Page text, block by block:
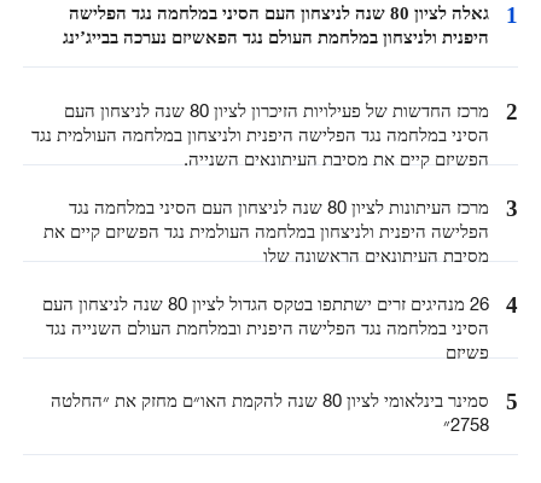
1
גאלה לציון 80 שנה לניצחון העם הסיני במלחמה נגד הפלישה
היפנית ולניצחון במלחמת העולם נגד הפאשיזם נערכה בבייג’ינג
2
מרכז החדשות של פעילויות הזיכרון לציון 80 שנה לניצחון העם
הסיני במלחמה נגד הפלישה היפנית ולניצחון במלחמה העולמית נגד
הפשיזם קיים את מסיבת העיתונאים השנייה.
3
מרכז העיתונות לציון 80 שנה לניצחון העם הסיני במלחמה נגד
הפלישה היפנית ולניצחון במלחמה העולמית נגד הפשיזם קיים את
מסיבת העיתונאים הראשונה שלו
4
26 מנהיגים זרים ישתתפו בטקס הגדול לציון 80 שנה לניצחון העם
הסיני במלחמה נגד הפלישה היפנית ובמלחמת העולם השנייה נגד
פשיזם
5
סמינר בינלאומי לציון 80 שנה להקמת האו״ם מחזק את ״החלטה
2758״